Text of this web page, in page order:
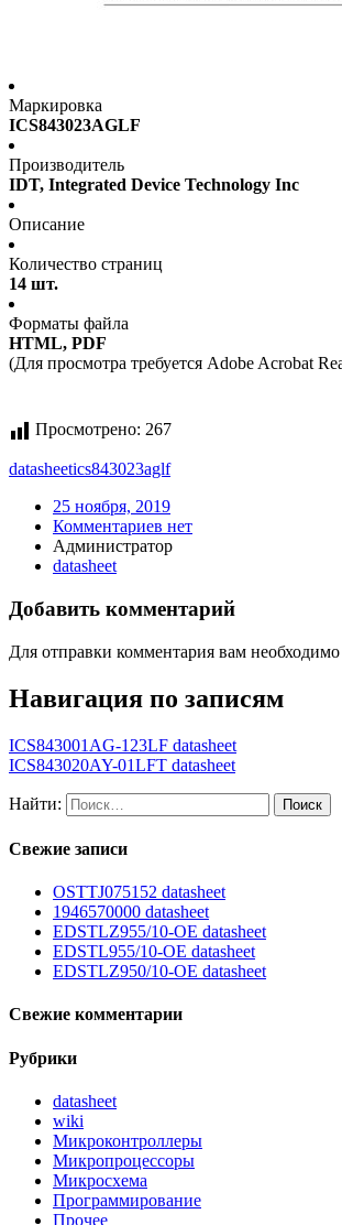
Маркировка
ICS843023AGLF
Производитель
IDT, Integrated Device Technology Inc
Описание
Количество страниц
14 шт.
Форматы файла
HTML, PDF
(Для просмотра требуется Adobe Acrobat
Просмотрено: 267
datasheetics843023aglf
25 ноября, 2019
Комментариев нет
Администратор
datasheet
Добавить комментарий
Для отправки комментария вам необходимо
Навигация по записям
ICS843001AG-123LF datasheet
ICS843020AY-01LFT datasheet
Найти:
Свежие записи
OSTTJ075152 datasheet
1946570000 datasheet
EDSTLZ955/10-OE datasheet
EDSTL955/10-OE datasheet
EDSTLZ950/10-OE datasheet
Свежие комментарии
Рубрики
datasheet
wiki
Микроконтроллеры
Микропроцессоры
Микросхема
Программирование
Прочее